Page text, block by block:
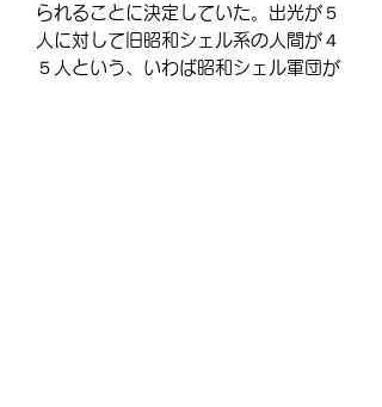
られることに決定していた。出光が５
人に対して旧昭和シェル系の人間が４
５人という、いわば昭和シェル軍団が